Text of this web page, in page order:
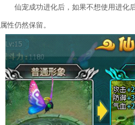
仙宠成功进化后，如果不想使用进化后
属性仍然保留。